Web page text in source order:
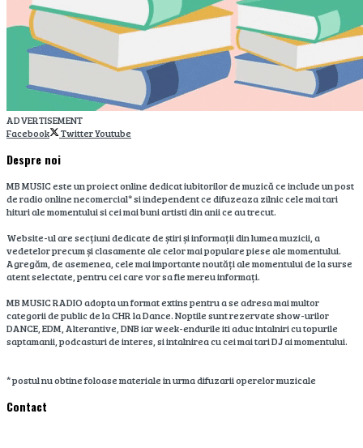
ADVERTISEMENT
Facebook
TwitterYoutube
Despre noi
MB MUSIC este un proiect online dedicat iubitorilor de muzică ce include un post
de radio online necomercial* si independent ce difuzeaza zilnic cele mai tari
hituri ale momentului si cei mai buni artisti din anii ce au trecut.
Website-ul are secțiuni dedicate de știri și informații din lumea muzicii, a
vedetelor precum și clasamente ale celor mai populare piese ale momentului.
Agregăm, de asemenea, cele mai importante noutăți ale momentului de la surse
atent selectate, pentru cei care vor sa fie mereu informați.
MB MUSIC RADIO adopta un format extins pentru a se adresa mai multor
categorii de public de la CHR la Dance. Noptile sunt rezervate show-urilor
DANCE, EDM, Alterantive, DNB iar week-endurile iti aduc intalniri cu topurile
saptamanii, podcasturi de interes, si intalnirea cu cei mai tari DJ ai momentului.
* postul nu obtine foloase materiale in urma difuzarii operelor muzicale
Contact